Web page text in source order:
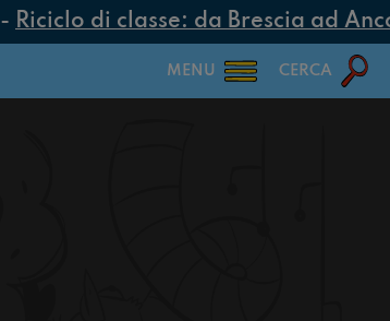
Riciclo di classe: da Brescia ad
MENU CERCA